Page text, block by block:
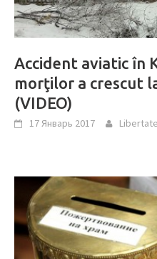
Accident aviatic în
morţilor a crescut
(VIDEO)
17 Январь 2017